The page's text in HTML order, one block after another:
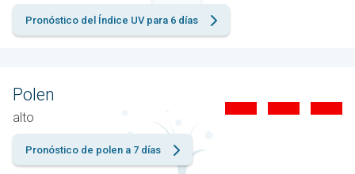
Pronóstico del Índice UV para 6 días
Polen
alto
Pronóstico de polen a 7 días